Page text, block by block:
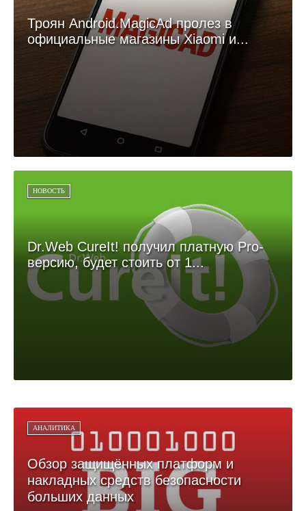
Троян Android.MagicAd пролез в
официальные магазины Xiaomi и...
НОВОСТЬ
Dr.Web CureIt! получил платную Pro-
версию, будет стоить от 1...
АНАЛИТИКА
Обзор защищённых платформ и
накладных средств безопасности
больших данных